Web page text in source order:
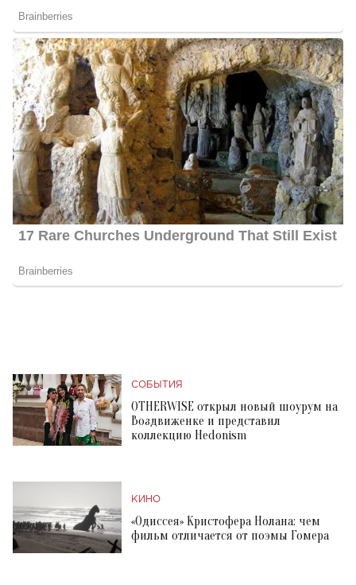
СОБЫТИЯ
OTHERWISE открыл новый шоурум на
Воздвиженке и представил
коллекцию Hedonism
КИНО
«Одиссея» Кристофера Нолана: чем
фильм отличается от поэмы Гомера